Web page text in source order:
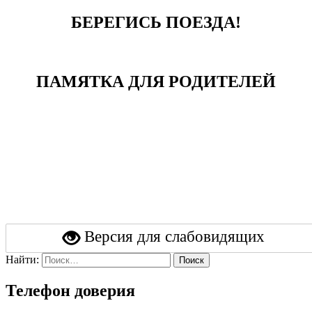
БЕРЕГИСЬ ПОЕЗДА!
ПАМЯТКА ДЛЯ РОДИТЕЛЕЙ
Версия для слабовидящих
Найти: Поиск
Телефон доверия